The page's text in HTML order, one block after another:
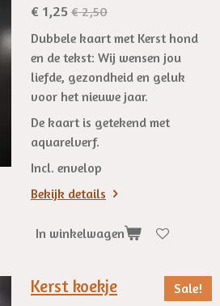
€ 1,25 € 2,50
Dubbele kaart met Kerst hond
en de tekst: Wij wensen jou
liefde, gezondheid en geluk
voor het nieuwe jaar.
De kaart is getekend met
aquarelverf.
Incl. envelop
Bekijk details
In winkelwagen
Sale!
Kerst koekje